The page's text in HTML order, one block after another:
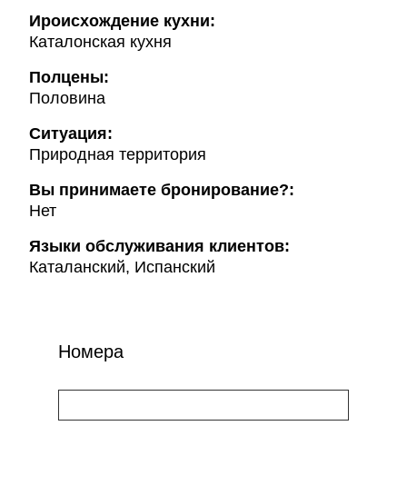
Ироисхождение кухни:
Каталонская кухня
Полцены:
Половина
Ситуация:
Природная территория
Вы принимаете бронирование?:
Нет
Языки обслуживания клиентов:
Каталанский, Испанский
Номера